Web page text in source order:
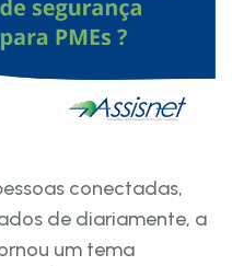
conectadas,
de diariamente, a
um tema